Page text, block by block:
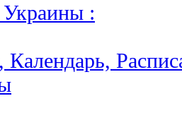
:
Календарь,